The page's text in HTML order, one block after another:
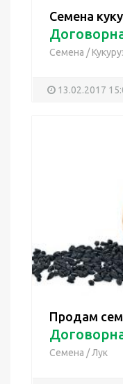
Семена
Семена /
13.02.2017
Продам
Семена /Лук